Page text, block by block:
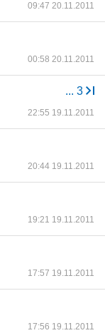
09:47 20.11.2011
00:58 20.11.2011
... 3
22:55 19.11.2011
20:44 19.11.2011
19:21 19.11.2011
17:57 19.11.2011
17:56 19.11.2011